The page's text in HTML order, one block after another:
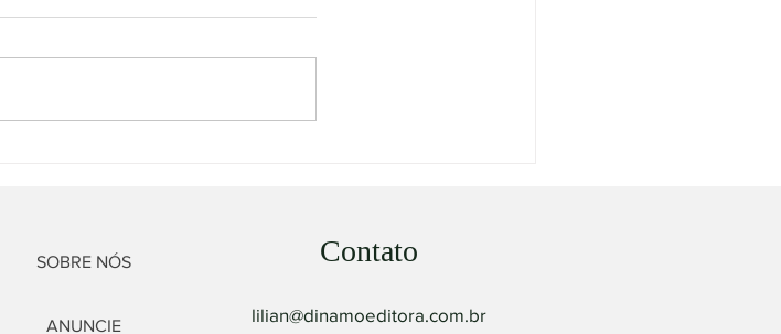
SOBRE NÓS
ANUNCIE
Contato
lilian@dinamoeditora.com.br